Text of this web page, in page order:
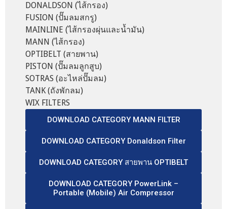
DONALDSON (ไส้กรอง)
FUSION (ปั๊มลมสกรู)
MAINLINE (ไส้กรองผุ่นและน้ำมัน)
MANN (ไส้กรอง)
OPTIBELT (สายพาน)
PISTON (ปั๊มลมลูกสูบ)
SOTRAS (อะไหล่ปั๊มลม)
TANK (ถังพักลม)
WIX FILTERS
DOWNLOAD CATEGORY MANN FILTER
DOWNLOAD CATEGORY Donaldson Filter
DOWNLOAD CATEGORY สายพาน OPTIBELT
DOWNLOAD CATEGORY PowerLink –
Portable (Mobile) Air Compressor